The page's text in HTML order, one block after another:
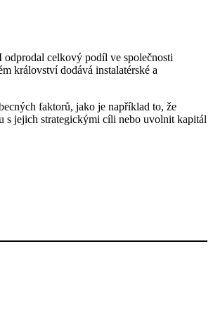
celkový podíl ve společnosti
království dodává instalatérské a
faktorů, jako je například to, že
s jejich strategickými cíli nebo uvolnit kapitál